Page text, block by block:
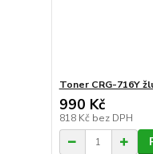
Toner CRG-716Y
990 Kč
818 Kč bez DPH